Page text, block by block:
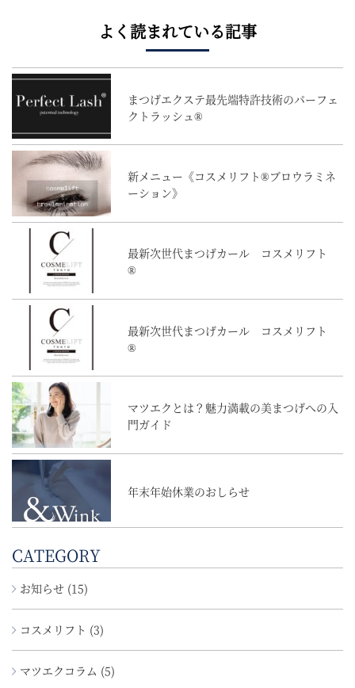
ム・公式ＬＩＮＥへお気...(続きを読む
よく読まれている記事
まつげエクステ最先端特許技術のパーフェ
クトラッシュ®
新メニュー《コスメリフト®︎ブロウラミネ
ーション》
最新次世代まつげカール コスメリフト
®
最新次世代まつげカール コスメリフト
®
マツエクとは？魅力満載の美まつげへの入
門ガイド
年末年始休業のおしらせ
CATEGORY
お知らせ (15)
コスメリフト (3)
マツエクコラム (5)